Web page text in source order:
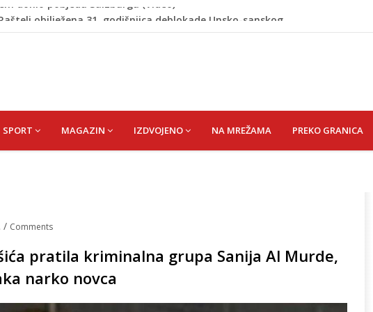
obilježena 31. godišnjica deblokade Unsko-sanskog
Vatrogasci nadljudskim naporima spriječili veću
donio pobjedu Salzburgu (Video)
SPORT MAGAZIN IZDVOJENO NA MREŽAMA PREKO GRANICA
/ Comments
pratila kriminalna grupa Sanija Al Murde,
narko novca